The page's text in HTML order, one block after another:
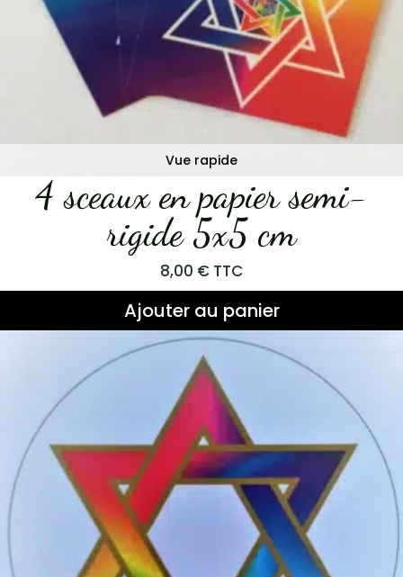
Vue rapide
4 sceaux en papier semi-
rigide 5x5 cm
8,00 € TTC
Ajouter au panier